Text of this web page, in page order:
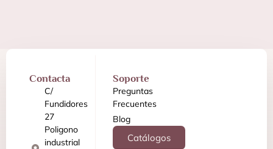
Contacta
C/
Fundidores
27
Poligono
industrial
Soporte
Preguntas
Frecuentes
Blog
Catálogos